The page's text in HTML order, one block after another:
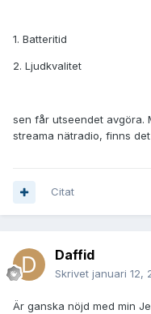
1. Batteritid
2. Ljudkvalitet
sen får utseendet avgöra.
streama nätradio, finns
Citat
Daffid
Skrivet januari 12,
Är ganska nöjd med min